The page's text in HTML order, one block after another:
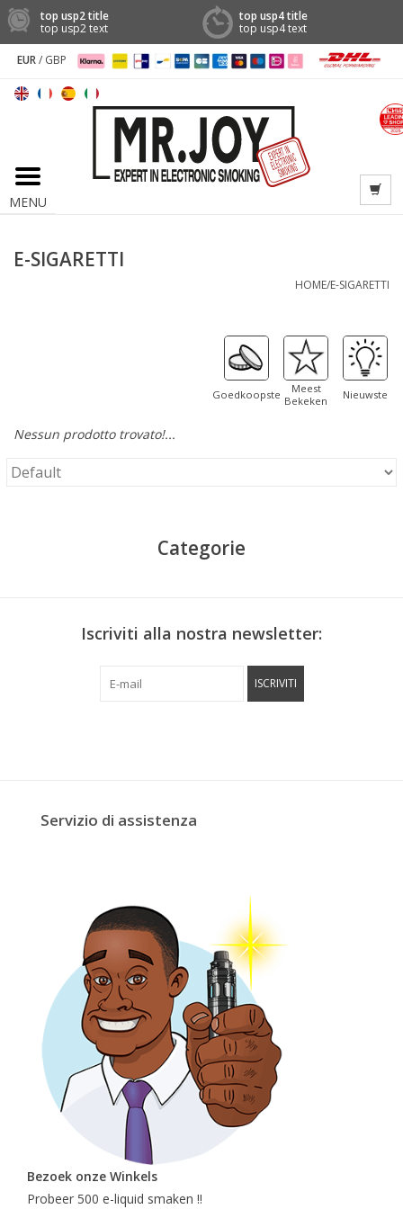
top usp2 title
top usp2 text
top usp4 title
top usp4 text
EUR/ GBP
MENU
E-SIGARETTI
HOME/E-SIGARETTI
Goedkoopste
Meest
Bekeken
Nieuwste
Nessun prodotto trovato!...
Categorie
Iscriviti alla nostra newsletter:
ISCRIVITI
Servizio di assistenza
Bezoek onze Winkels
Probeer 500 e-liquid smaken !!